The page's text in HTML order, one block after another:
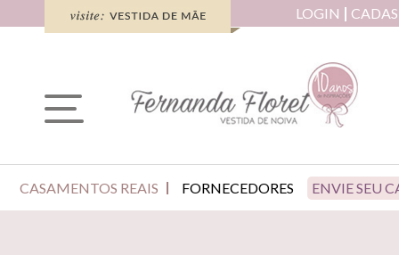
LOGIN
CASAMENTOS REAIS FORNECEDORES ENVIE SEU